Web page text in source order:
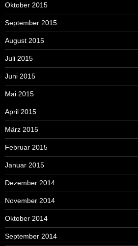
Oktober 2015
September 2015
August 2015
Juli 2015
Juni 2015
Mai 2015
April 2015
März 2015
Februar 2015
Januar 2015
Dezember 2014
November 2014
Oktober 2014
September 2014